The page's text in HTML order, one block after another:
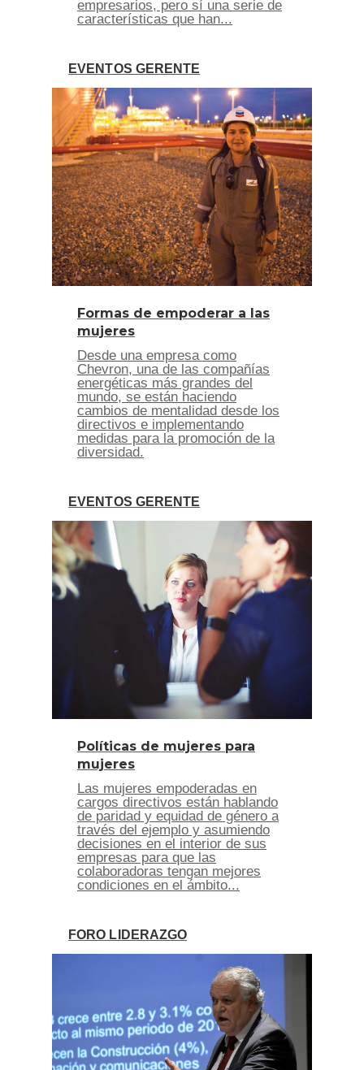
empresarios, pero sí una serie de
características que han...
EVENTOS GERENTE
Formas de empoderar a las
mujeres
Desde una empresa como
Chevron, una de las compañías
energéticas más grandes del
mundo, se están haciendo
cambios de mentalidad desde los
directivos e implementando
medidas para la promoción de la
diversidad.
EVENTOS GERENTE
Políticas de mujeres para
mujeres
Las mujeres empoderadas en
cargos directivos están hablando
de paridad y equidad de género a
través del ejemplo y asumiendo
decisiones en el interior de sus
empresas para que las
colaboradoras tengan mejores
condiciones en el ámbito...
FORO LIDERAZGO